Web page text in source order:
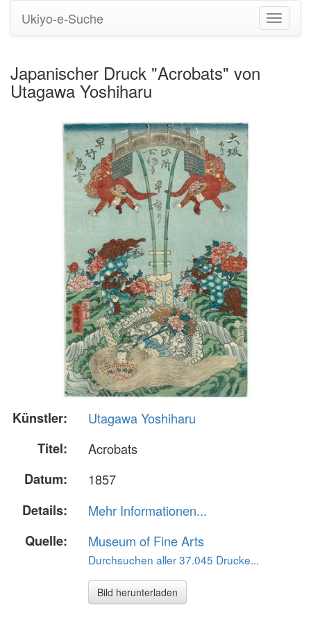
Ukiyo-e-Suche
Japanischer Druck "Acrobats" von
Utagawa Yoshiharu
Künstler:
Utagawa Yoshiharu
Titel:
Acrobats
Datum:
1857
Details:
Mehr Informationen...
Quelle:
Museum of Fine Arts
Durchsuchen aller 37.045 Drucke...
Bild herunterladen